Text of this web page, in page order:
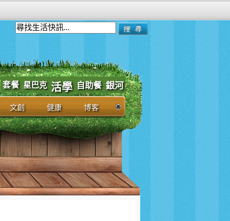
套餐 星巴克 活學 自助餐 銀河
文創 健康 博客